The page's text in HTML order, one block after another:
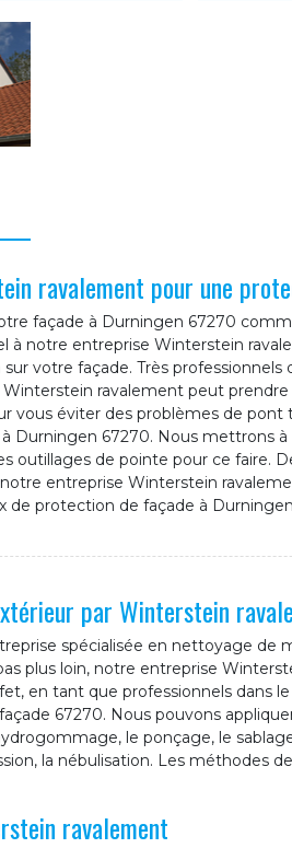
ravalement pour une
façade à Durningen 67270
à notre entreprise Winterstein
votre façade. Très professionnels
ravalement peut prendre
vous éviter des problèmes de pont
Durningen 67270. Nous mettrons à
outillages de pointe pour ce faire.
entreprise Winterstein
de protection de façade à
par Winterstein
spécialisée en nettoyage de
plus loin, notre entreprise
en tant que professionnels dans
67270. Nous pouvons
le ponçage, le
la nébulisation. Les méthodes
ravalement